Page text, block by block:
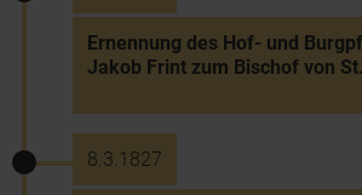
Ernennung des Hof- und
Jakob Frint zum Bischof von
8.3.1827